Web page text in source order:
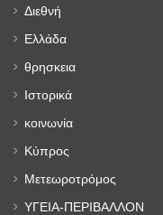
Διεθνή
Ελλάδα
θρησκεια
Ιστορικά
κοινωνία
Κύπρος
Μετεωροτρόμος
ΥΓΕΙΑ-ΠΕΡΙΒΑΛΛΟΝ